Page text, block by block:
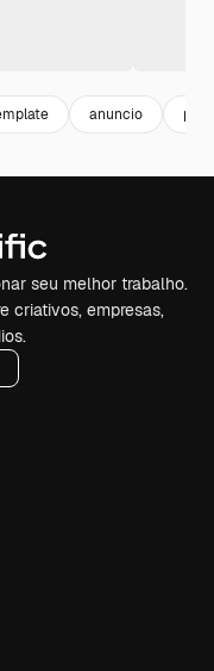
anuncio
seu melhor trabalho.
criativos, empresas,